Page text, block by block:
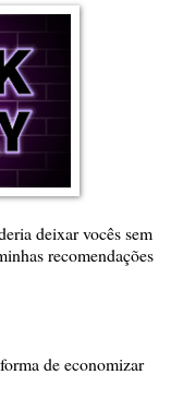
deixar vocês sem
recomendações
de economizar